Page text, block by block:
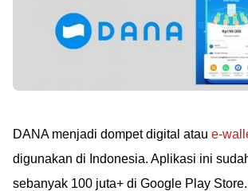
DANA menjadi dompet digital atau e-
digunakan di Indonesia. Aplikasi ini
sebanyak 100 juta+ di Google Play